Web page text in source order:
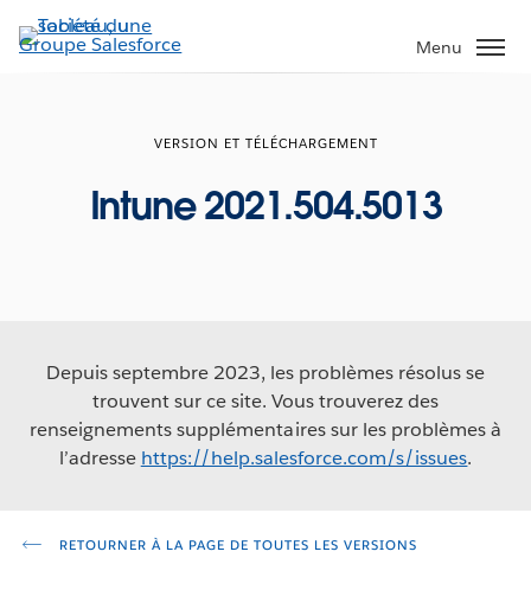
Aller
au
Menu
VERSION ET TÉLÉCHARGEMENT
Intune 2021.504.5013
Depuis septembre 2023, les problèmes résolus se
trouvent sur ce site. Vous trouverez des
renseignements supplémentaires sur les problèmes à
l’adresse https://help.salesforce.com/s/issues.
RETOURNER À LA PAGE DE TOUTES LES VERSIONS